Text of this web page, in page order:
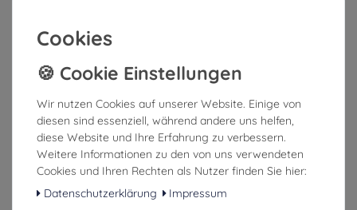
Transport eignen sich Tragetücher oder Krankentragen. Muss
immobilisiert werden, eignen sich Transportgeräte wie Spine-
Unsere Partnerunternehmen
Cookies
Wir nutzen Cookies auf unserer Website. Einige von
diesen sind essenziell, während andere uns helfen,
diese Website und Ihre Erfahrung zu verbessern.
Weitere Informationen zu den von uns verwendeten
Cookies und Ihren Rechten als Nutzer finden Sie hier:
Datenschutzerklärung
Impressum